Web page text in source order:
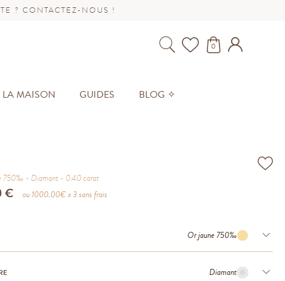
? CONTACTEZ-NOUS !
LA MAISON GUIDES BLOG ✧
0
750‰ Diamant 0.40carat
€ ou1000.00€ x 3 sans frais
Or jaune 750‰
Diamant